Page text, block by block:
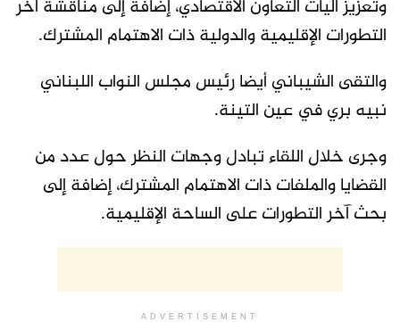
وتعزيز آليات التعاون الاقتصادي، إضافة إلى مناقشة آخر
التطورات الإقليمية والدولية ذات الاهتمام المشترك.
والتقى الشيباني أيضا رئيس مجلس النواب اللبناني
نبيه بري في عين التينة.
وجرى خلال اللقاء تبادل وجهات النظر حول عدد من
القضايا والملفات ذات الاهتمام المشترك، إضافة إلى
بحث آخر التطورات على الساحة الإقليمية.
ADVERTISEMENT